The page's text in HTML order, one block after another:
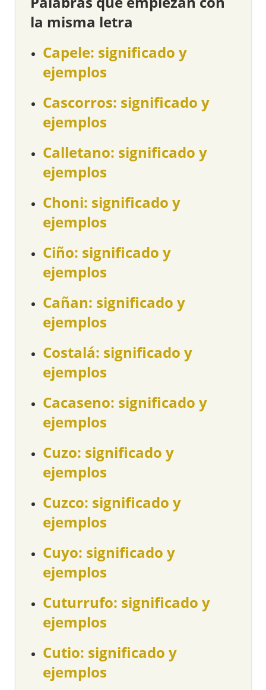
la misma letra
Capele: significado y
ejemplos
Cascorros: significado y
ejemplos
Calletano: significado y
ejemplos
Choni: significado y
ejemplos
Ciño: significado y
ejemplos
Cañan: significado y
ejemplos
Costalá: significado y
ejemplos
Cacaseno: significado y
ejemplos
Cuzo: significado y
ejemplos
Cuzco: significado y
ejemplos
Cuyo: significado y
ejemplos
Cuturrufo: significado y
ejemplos
Cutio: significado y
ejemplos